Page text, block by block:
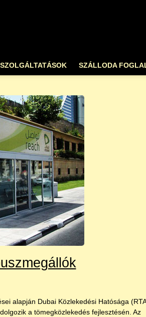
SZOLGÁLTATÁSOK SZÁLLODA
alapján Dubai Közlekedési Hatósága
a tömegközlekedés fejlesztésén. Az